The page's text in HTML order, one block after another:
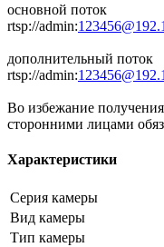
основной поток
rtsp://admin:
дополнительный поток
rtsp://admin:
Во избежание
сторонними лицами
Характеристики
Серия камеры
Вид камеры
Тип камеры